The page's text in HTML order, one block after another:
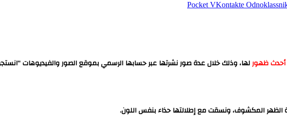
‫Pocket
أحدث ظهورلها، وذلك خلال عدة صور نشرتها عبر حسابها الرسمي بموقع الصور والفيديوهات
الظهر المكشوف، ونسقت مع إطلالتها حذاء بنفس اللون.